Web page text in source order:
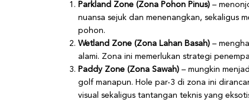
Parkland Zone (Zona Pohon Pinus) –
nuansa sejuk dan menenangkan, sekaligus
pohon.
Wetland Zone (Zona Lahan Basah) –
alami. Zona ini memerlukan strategi
Paddy Zone (Zona Sawah) – mungkin
golf manapun. Hole par-3 di zona ini
visual sekaligus tantangan teknis yang